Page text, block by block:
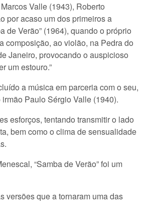
Valle (1943), Roberto
por acaso um dos primeiros a
de Verão” (1964), quando o próprio
composição, ao violão, na Pedra do
Janeiro, provocando o auspicioso
um estouro.”
a música em parceria com o seu,
Paulo Sérgio Valle (1940).
esforços, tentando transmitir o lado
bem como o clima de sensualidade
“Samba de Verão” foi um
versões que a tornaram uma das